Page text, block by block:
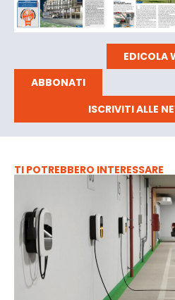
EDICOLA
ABBONATI
ISCRIVITI ALLE
TI POTREBBERO INTERESSARE